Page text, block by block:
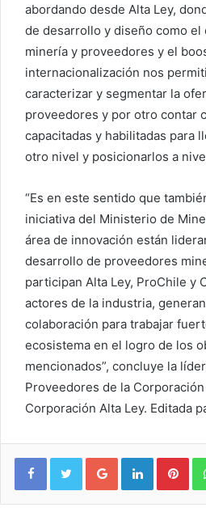
abordando desde Alta Ley,
de desarrollo y diseño como el
minería y proveedores y el
internacionalización nos
caracterizar y segmentar la
proveedores y por otro contar
capacitadas y habilitadas para
otro nivel y posicionarlos a
“Es en este sentido que
iniciativa del Ministerio de
área de innovación están
desarrollo de proveedores
participan Alta Ley, ProChile y
actores de la industria,
colaboración para trabajar
ecosistema en el logro de los
mencionados”, concluye la
Proveedores de la
Corporación Alta Ley. Editada
Google+ LinkedIn Pinterest